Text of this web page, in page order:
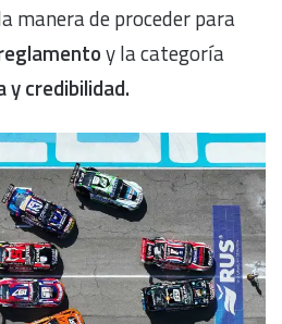
manera de proceder para
y la categoría
credibilidad.